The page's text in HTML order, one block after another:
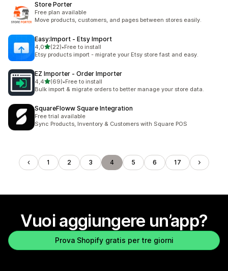
Store Porter
Free plan available
Move products, customers, and pages between stores easily.
Easy:Import ‑ Etsy Import
4,0stelle su 5
(22)
22 recensioni totali
•Free to install
Etsy products import - migrate your Etsy store fast and easy.
EZ Importer ‑ Order Importer
4,4stelle su 5
(69)
69 recensioni totali
•Free to install
Bulk import & migrate orders to better manage your store data.
SquareFloww Square Integration
Free trial available
Sync Products, Inventory & Customers with Square POS
1 2 3 4 5 6 17
Vuoi aggiungere un’app?
Prova Shopify gratis per tre giorni